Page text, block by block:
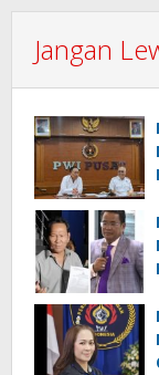
Jangan